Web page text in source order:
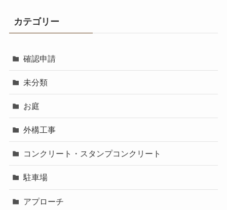
カテゴリー
確認申請
未分類
お庭
外構工事
コンクリート・スタンプコンクリート
駐車場
アプローチ